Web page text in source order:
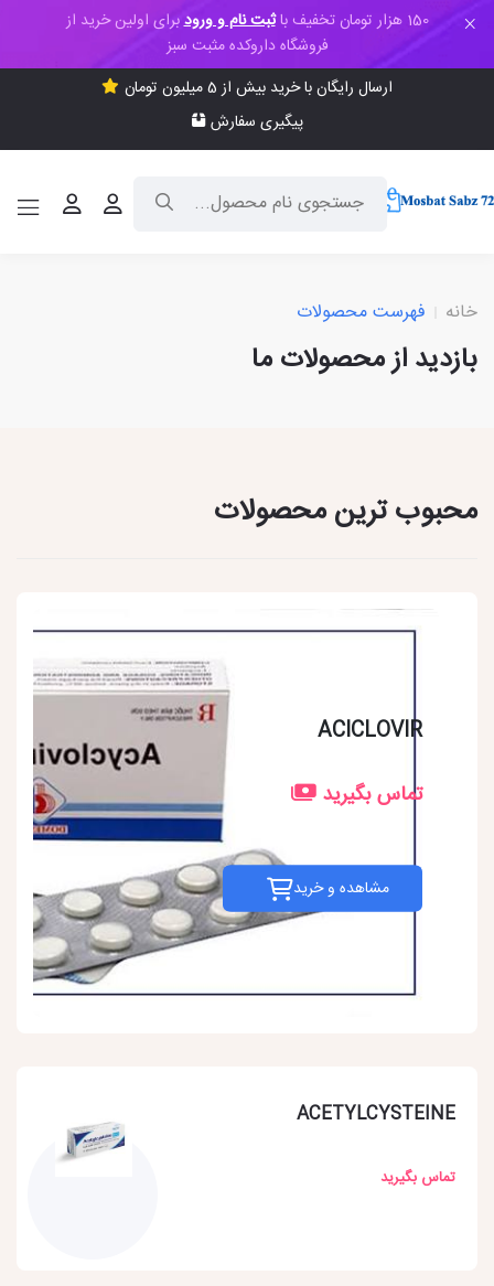
150 هزار تومان تخفیف با ثبت نام و ورودبرای اولین خرید از
فروشگاه داروکده مثبت سبز
ارسال رایگان با خرید بیش از 5 میلیون تومان
پیگیری سفارش
خانه فهرست محصولات
بازدید از محصولات ما
محبوب ترین محصولات
ACICLOVIR
تماس بگیرید
مشاهده و خرید
ACETYLCYSTEINE
تماس بگیرید